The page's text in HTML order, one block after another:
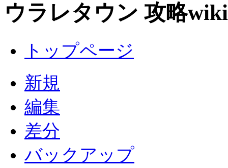
ウラレタウン 攻略wiki
トップページ
新規
編集
差分
バックアップ